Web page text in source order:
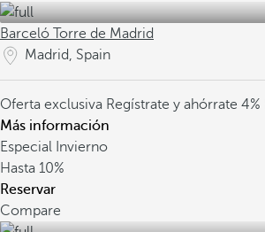
Barceló Torre de Madrid
Madrid, Spain
Oferta exclusiva Regístrate y ahórrate 4%
Más información
Especial Invierno
Hasta 10%
Reservar
Compare